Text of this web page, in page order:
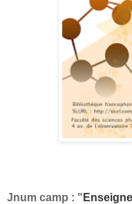
Jnum camp : "